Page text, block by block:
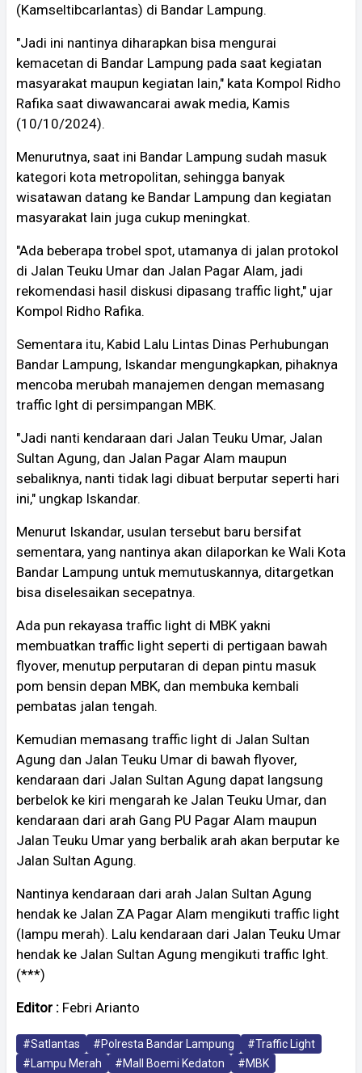
(Kamseltibcarlantas) di Bandar Lampung.
"Jadi ini nantinya diharapkan bisa mengurai
kemacetan di Bandar Lampung pada saat kegiatan
masyarakat maupun kegiatan lain," kata Kompol Ridho
Rafika saat diwawancarai awak media, Kamis
(10/10/2024).
Menurutnya, saat ini Bandar Lampung sudah masuk
kategori kota metropolitan, sehingga banyak
wisatawan datang ke Bandar Lampung dan kegiatan
masyarakat lain juga cukup meningkat.
"Ada beberapa trobel spot, utamanya di jalan protokol
di Jalan Teuku Umar dan Jalan Pagar Alam, jadi
rekomendasi hasil diskusi dipasang traffic light," ujar
Kompol Ridho Rafika.
Sementara itu, Kabid Lalu Lintas Dinas Perhubungan
Bandar Lampung, Iskandar mengungkapkan, pihaknya
mencoba merubah manajemen dengan memasang
traffic lght di persimpangan MBK.
"Jadi nanti kendaraan dari Jalan Teuku Umar, Jalan
Sultan Agung, dan Jalan Pagar Alam maupun
sebaliknya, nanti tidak lagi dibuat berputar seperti hari
ini," ungkap Iskandar.
Menurut Iskandar, usulan tersebut baru bersifat
sementara, yang nantinya akan dilaporkan ke Wali Kota
Bandar Lampung untuk memutuskannya, ditargetkan
bisa diselesaikan secepatnya.
Ada pun rekayasa traffic light di MBK yakni
membuatkan traffic light seperti di pertigaan bawah
flyover, menutup perputaran di depan pintu masuk
pom bensin depan MBK, dan membuka kembali
pembatas jalan tengah.
Kemudian memasang traffic light di Jalan Sultan
Agung dan Jalan Teuku Umar di bawah flyover,
kendaraan dari Jalan Sultan Agung dapat langsung
berbelok ke kiri mengarah ke Jalan Teuku Umar, dan
kendaraan dari arah Gang PU Pagar Alam maupun
Jalan Teuku Umar yang berbalik arah akan berputar ke
Jalan Sultan Agung.
Nantinya kendaraan dari arah Jalan Sultan Agung
hendak ke Jalan ZA Pagar Alam mengikuti traffic light
(lampu merah). Lalu kendaraan dari Jalan Teuku Umar
hendak ke Jalan Sultan Agung mengikuti traffic lght.
(***)
Editor : Febri Arianto
#Satlantas #Polresta Bandar Lampung
#Traffic Light
#Lampu Merah
#Mall Boemi Kedaton #MBK